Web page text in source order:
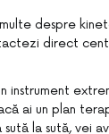
despre
direct
instrument
ai un plan
sută la sută, vei